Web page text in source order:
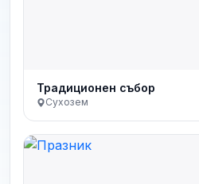
Традиционен събор
Сухозем